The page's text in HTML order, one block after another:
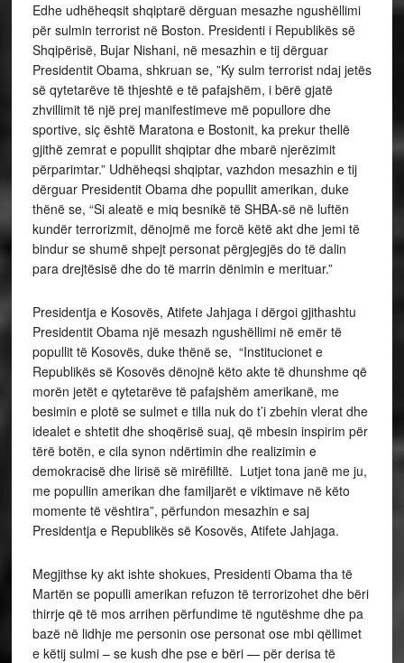
Edhe udhëheqsit shqiptarë dërguan mesazhe ngushëllimi
për sulmin terrorist në Boston. Presidenti i Republikës së
Shqipërisë, Bujar Nishani, në mesazhin e tij dërguar
Presidentit Obama, shkruan se, ”Ky sulm terrorist ndaj jetës
së qytetarëve të thjeshtë e të pafajshëm, i bërë gjatë
zhvillimit të një prej manifestimeve më popullore dhe
sportive, siç është Maratona e Bostonit, ka prekur thellë
gjithë zemrat e popullit shqiptar dhe mbarë njerëzimit
përparimtar.” Udhëheqsi shqiptar, vazhdon mesazhin e tij
dërguar Presidentit Obama dhe popullit amerikan, duke
thënë se, “Si aleatë e miq besnikë të SHBA-së në luftën
kundër terrorizmit, dënojmë me forcë këtë akt dhe jemi të
bindur se shumë shpejt personat përgjegjës do të dalin
para drejtësisë dhe do të marrin dënimin e merituar.”
Presidentja e Kosovës, Atifete Jahjaga i dërgoi gjithashtu
Presidentit Obama një mesazh ngushëllimi në emër të
popullit të Kosovës, duke thënë se, “Institucionet e
Republikës së Kosovës dënojnë këto akte të dhunshme që
morën jetët e qytetarëve të pafajshëm amerikanë, me
besimin e plotë se sulmet e tilla nuk do t’i zbehin vlerat dhe
idealet e shtetit dhe shoqërisë suaj, që mbesin inspirim për
tërë botën, e cila synon ndërtimin dhe realizimin e
demokracisë dhe lirisë së mirëfilltë. Lutjet tona janë me ju,
me popullin amerikan dhe familjarët e viktimave në këto
momente të vështira”, përfundon mesazhin e saj
Presidentja e Republikës së Kosovës, Atifete Jahjaga.
Megjithse ky akt ishte shokues, Presidenti Obama tha të
Martën se populli amerikan refuzon të terrorizohet dhe bëri
thirrje që të mos arrihen përfundime të ngutëshme dhe pa
bazë në lidhje me personin ose personat ose mbi qëllimet
e këtij sulmi – se kush dhe pse e bëri — për derisa të